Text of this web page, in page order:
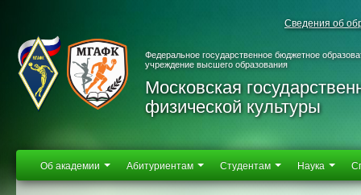
Сведения об
Федеральное государственное бюджетное
учреждение высшего образования
Московская
физической культуры
Об академии Абитуриентам Студентам Наука